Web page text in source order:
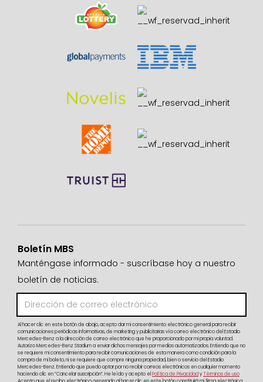
Boletín MBS
Manténgase informado - suscríbase hoy a nuestro
boletín de noticias.
Al hacer clic en este botón de abajo, acepto dar mi consentimiento electrónico general para recibir
comunicaciones periódicas informativas, de marketing y publicitarias vía correo electrónico del Estadio
Mercedes-Benz a la dirección de correo electrónico que he proporcionado por mi propia voluntad.
Autorizo Mercedes-Benz Stadium a enviar dichos mensajes por medios automatizados. Entiendo que no
se requiere mi consentimiento para recibir comunicaciones de esta manera como condición para la
compra de mi boleto, ni se requiere que compre ninguna propiedad, bien o servicio del Estadio
Mercedes-Benz. Entiendo que puedo optar por no recibir correos electrónicos en cualquier momento
haciendo clic en “Cancelar suscripción”. He leído y acepto el Política de PrivacidadyTérminos de uso